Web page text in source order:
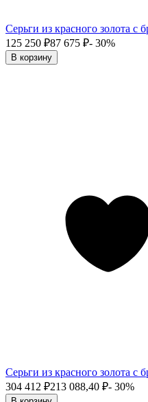
Серьги из красного золота с
125 250 ₽87 675 ₽- 30%
В корзину
Серьги из красного золота с
304 412 ₽213 088,40 ₽- 30%